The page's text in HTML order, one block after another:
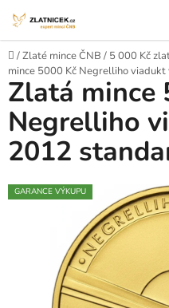
Domů
/Zlaté mince ČNB / 5 000 Kč
mince 5000 Kč Negrelliho
Zlatá mince
Negrelliho
2012
GARANCE VÝKUPU